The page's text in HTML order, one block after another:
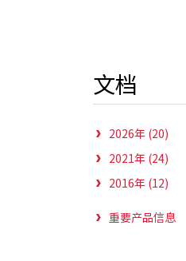
文档
2026年 (20)
2021年 (24)
2016年 (12)
重要产品信息